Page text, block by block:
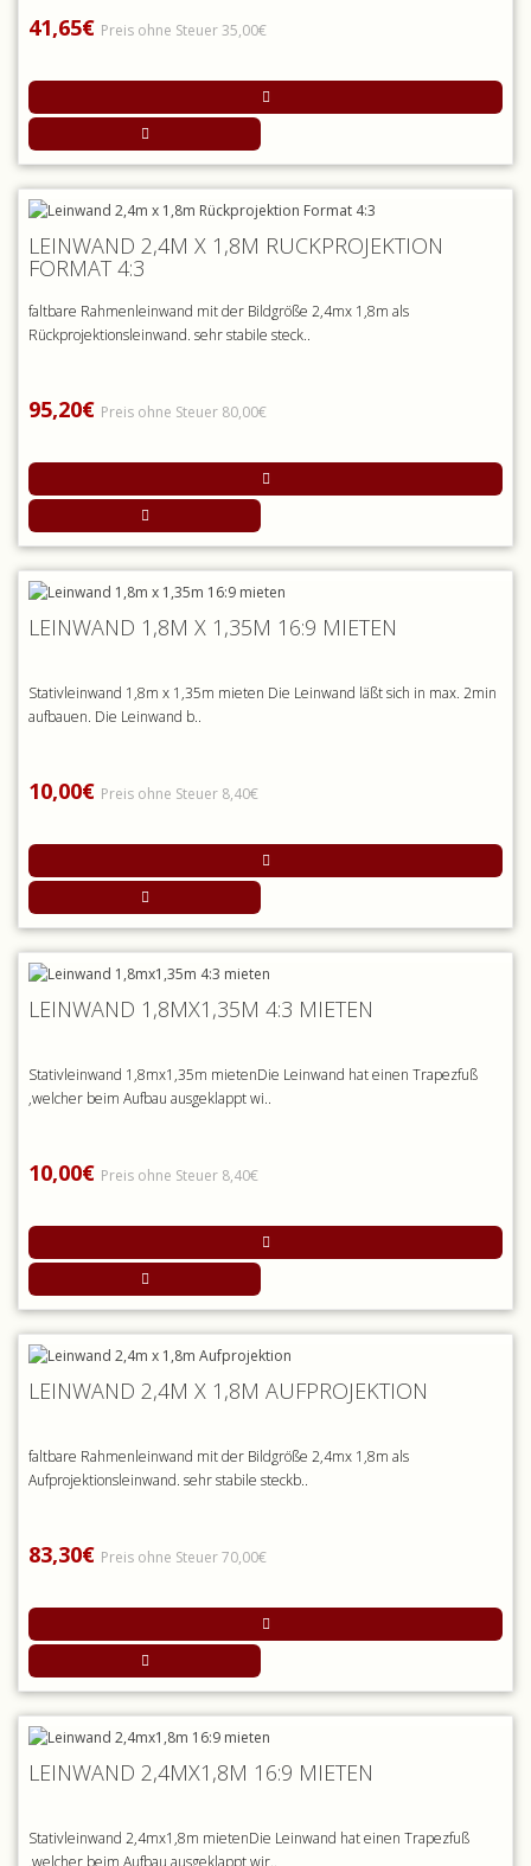
41,65€ Preis ohne Steuer 35,00€
LEINWAND 2,4M X 1,8M RÜCKPROJEKTION
FORMAT 4:3
faltbare Rahmenleinwand mit der Bildgröße 2,4mx 1,8m als
Rückprojektionsleinwand. sehr stabile steck..
95,20€ Preis ohne Steuer 80,00€
LEINWAND 1,8M X 1,35M 16:9 MIETEN
Stativleinwand 1,8m x 1,35m mieten Die Leinwand läßt sich in max. 2min
aufbauen. Die Leinwand b..
10,00€ Preis ohne Steuer 8,40€
LEINWAND 1,8MX1,35M 4:3 MIETEN
Stativleinwand 1,8mx1,35m mietenDie Leinwand hat einen Trapezfuß
,welcher beim Aufbau ausgeklappt wi..
10,00€ Preis ohne Steuer 8,40€
LEINWAND 2,4M X 1,8M AUFPROJEKTION
faltbare Rahmenleinwand mit der Bildgröße 2,4mx 1,8m als
Aufprojektionsleinwand. sehr stabile steckb..
83,30€ Preis ohne Steuer 70,00€
LEINWAND 2,4MX1,8M 16:9 MIETEN
Stativleinwand 2,4mx1,8m mietenDie Leinwand hat einen Trapezfuß
,welcher beim Aufbau ausgeklappt wir..